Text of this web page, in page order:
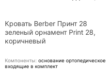
Кровать Berber Принт 28
зеленый орнамент Print 28,
коричневый
Компоненты: основание ортопедическое
входящие в комплект